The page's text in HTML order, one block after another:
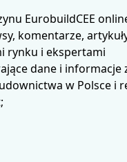
EurobuildCEE
komentarze,
rynku i ekspertami
dane i
w Polsce i